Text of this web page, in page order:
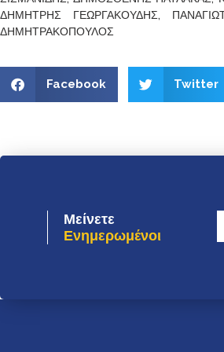
ΔΗΜΗΤΡΗΣ ΓΕΩΡΓΑΚΟΥΔΗΣ,
ΔΗΜΗΤΡΑΚΟΠΟΥΛΟΣ
Facebook Twitter
Μείνετε
Ενημερωμένοι